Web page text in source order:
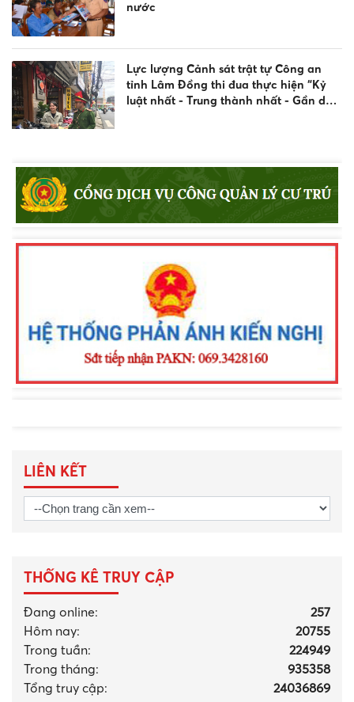
nước
Lực lượng Cảnh sát trật tự Công an
tỉnh Lâm Đồng thi đua thực hiện “Kỷ
luật nhất - Trung thành nhất - Gần dân
rộng
tra, nâng cao ý thức chấp hành pháp
luật, phòng ngừa vi phạm về độ, chế
phương tiện
LIÊN KẾT
THỐNG KÊ TRUY CẬP
Đang online:
257
Hôm nay:
20755
Trong tuần:
224949
Trong tháng:
935358
Tổng truy cập:
24036869